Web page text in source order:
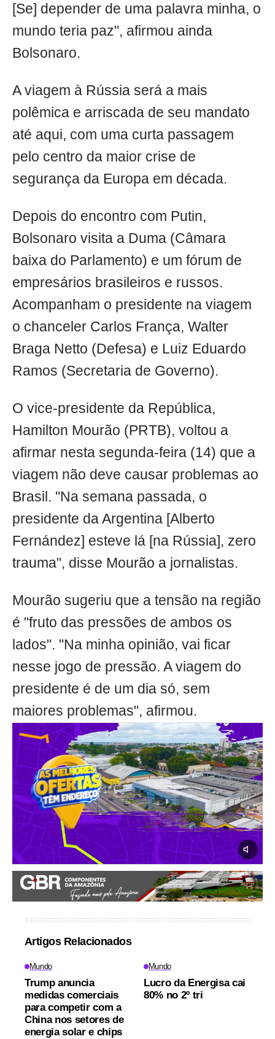
[Se] depender de uma palavra minha, o
mundo teria paz", afirmou ainda
Bolsonaro.
A viagem à Rússia será a mais
polêmica e arriscada de seu mandato
até aqui, com uma curta passagem
pelo centro da maior crise de
segurança da Europa em década.
Depois do encontro com Putin,
Bolsonaro visita a Duma (Câmara
baixa do Parlamento) e um fórum de
empresários brasileiros e russos.
Acompanham o presidente na viagem
o chanceler Carlos França, Walter
Braga Netto (Defesa) e Luiz Eduardo
Ramos (Secretaria de Governo).
O vice-presidente da República,
Hamilton Mourão (PRTB), voltou a
afirmar nesta segunda-feira (14) que a
viagem não deve causar problemas ao
Brasil. "Na semana passada, o
presidente da Argentina [Alberto
Fernández] esteve lá [na Rússia], zero
trauma", disse Mourão a jornalistas.
Mourão sugeriu que a tensão na região
é "fruto das pressões de ambos os
lados". "Na minha opinião, vai ficar
nesse jogo de pressão. A viagem do
presidente é de um dia só, sem
maiores problemas", afirmou.
Artigos Relacionados
Mundo
Trump anuncia
medidas comerciais
para competir com a
China nos setores de
energia solar e chips
Mundo
Lucro da Energisa cai
80% no 2º tri